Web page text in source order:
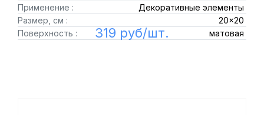
Применение :
Декоративные элементы
Размер, см :
20x20
Поверхность :
матовая
319 руб/шт.